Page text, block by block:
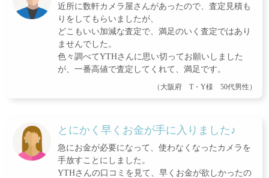
近所に数軒カメラ屋さんがあったので、査定見積も
りをしてもらいましたが、
どこもいい加減な査定で、満足のいく査定ではあり
ませんでした。
色々調べてYTHさんに思い切ってお願いしました
が、一番高値で査定してくれて、満足です。
（大阪府 T・Y様 50代男性）
とにかく早くお金が手に入りました♪
急にお金が必要になって、使わなくなったカメラを
手放すことにしました。
YTHさんの口コミを見て、早くお金が欲しかったの